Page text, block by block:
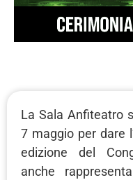
La Sala Anfiteatro
7 maggio per dare
edizione del
anche